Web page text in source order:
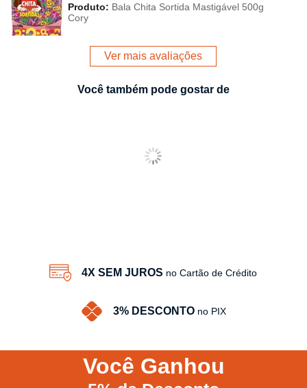
Produto: Bala Chita Sortida Mastigável 500g
Cory
Ver mais avaliações
Você também pode gostar de
4X SEM JUROS no Cartão de Crédito
3% DESCONTO no PIX
Você Ganhou